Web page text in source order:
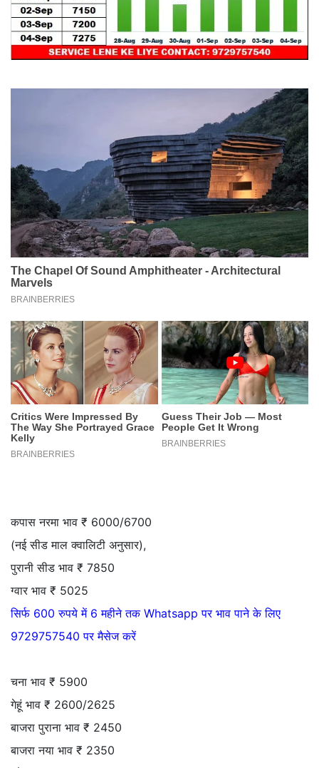
कपास नरमा भाव ₹ 6000/6700
(नई सीड माल क्वालिटी अनुसार),
पुरानी सीड भाव ₹ 7850
ग्वार भाव ₹ 5025
सिर्फ 600 रुपये में 6 महीने तक Whatsapp पर भाव पाने के लिए
9729757540 पर मैसेज करें
चना भाव ₹ 5900
गेहूं भाव ₹ 2600/2625
बाजरा पुराना भाव ₹ 2450
बाजरा नया भाव ₹ 2350